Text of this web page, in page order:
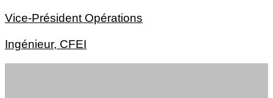
Vice-Président Opérations
Ingénieur, CFEI